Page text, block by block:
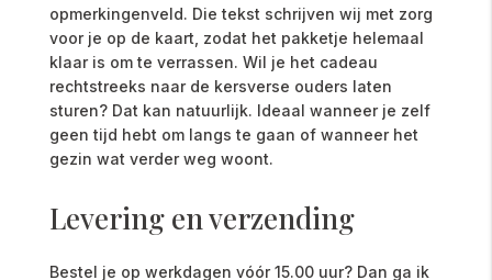
opmerkingenveld. Die tekst schrijven wij met zorg
voor je op de kaart, zodat het pakketje helemaal
klaar is om te verrassen. Wil je het cadeau
rechtstreeks naar de kersverse ouders laten
sturen? Dat kan natuurlijk. Ideaal wanneer je zelf
geen tijd hebt om langs te gaan of wanneer het
gezin wat verder weg woont.
Levering en verzending
Bestel je op werkdagen vóór 15.00 uur? Dan ga ik